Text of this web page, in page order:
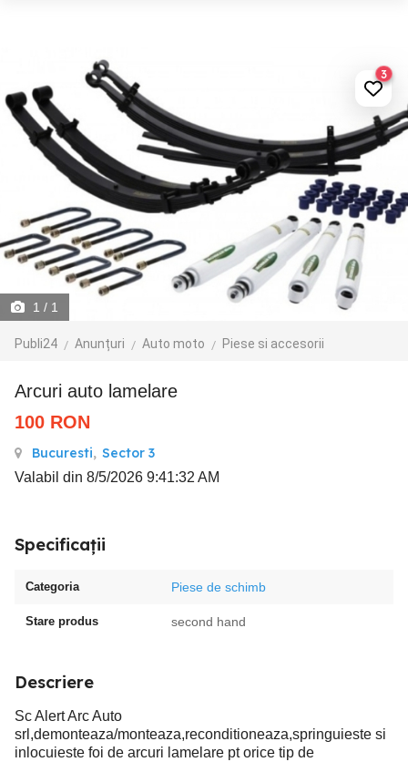
1 / 1
Publi24 Anunțuri Auto moto Piese si accesorii
3
Arcuri auto lamelare
100 RON
Bucuresti, Sector 3
Valabil din 8/5/2026 9:41:32 AM
Specificații
Categoria Piese de schimb
Stare produs second hand
Descriere
Sc Alert Arc Auto
srl,demonteaza/monteaza,reconditioneaza,springuieste si
inlocuieste foi de arcuri lamelare pt orice tip de